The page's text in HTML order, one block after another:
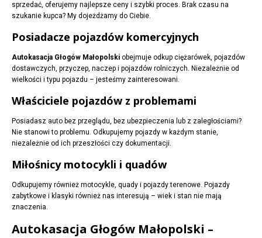
sprzedać, oferujemy najlepsze ceny i szybki proces. Brak czasu na
szukanie kupca? My dojeżdżamy do Ciebie.
Posiadacze pojazdów komercyjnych
Autokasacja Głogów Małopolski obejmuje odkup ciężarówek, pojazdów
dostawczych, przyczep, naczep i pojazdów rolniczych. Niezależnie od
wielkości i typu pojazdu – jesteśmy zainteresowani.
Właściciele pojazdów z problemami
Posiadasz auto bez przeglądu, bez ubezpieczenia lub z zaległościami?
Nie stanowi to problemu. Odkupujemy pojazdy w każdym stanie,
niezależnie od ich przeszłości czy dokumentacji.
Miłośnicy motocykli i quadów
Odkupujemy również motocykle, quady i pojazdy terenowe. Pojazdy
zabytkowe i klasyki również nas interesują – wiek i stan nie mają
znaczenia.
Autokasacja Głogów Małopolski –